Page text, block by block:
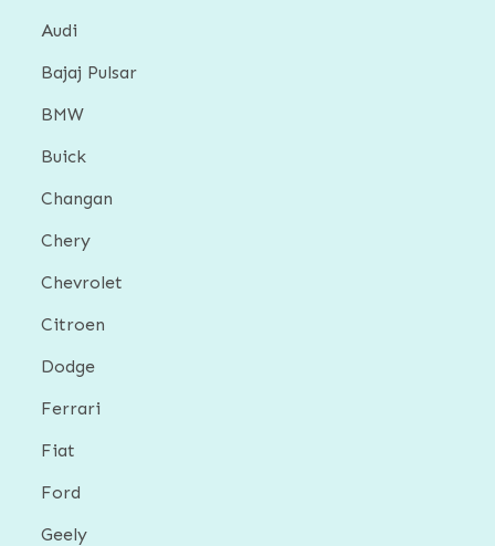
Audi
Bajaj Pulsar
BMW
Buick
Changan
Chery
Chevrolet
Citroen
Dodge
Ferrari
Fiat
Ford
Geely